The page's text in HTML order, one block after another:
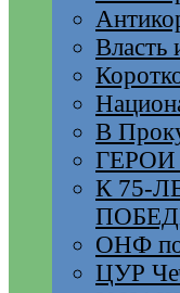
Власть
В
К 75-
ОНФ
ЦУР